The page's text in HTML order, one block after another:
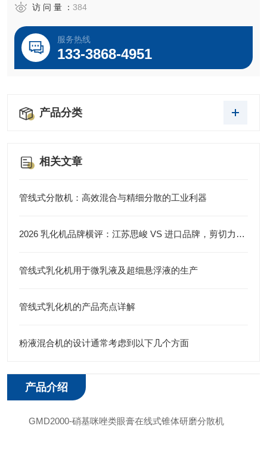
访 问 量 ： 384
服务热线
133-3868-4951
产品分类
相关文章
管线式分散机：高效混合与精细分散的工业利器
2026 乳化机品牌横评：江苏思峻 VS 进口品牌，剪切力与性价比谁更优？（附FAQ常见问题解答）
管线式乳化机用于微乳液及超细悬浮液的生产
管线式乳化机的产品亮点详解
粉液混合机的设计通常考虑到以下几个方面
产品介绍
GMD2000-硝基咪唑类眼膏在线式锥体研磨分散机